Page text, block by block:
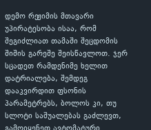
დემო რეჟიმის მთავარი
უპირატესობა ისაა, რომ
შეგიძლიათ თამაში შეცდომის
შიშის გარეშე შეისწავლოთ. ჯერ
სცადეთ რამდენიმე ხელით
დატრიალება, შემდეგ
დააკვირდით ფსონის
პარამეტრებს, ბოლოს კი, თუ
სლოტი საშუალებას გაძლევთ,